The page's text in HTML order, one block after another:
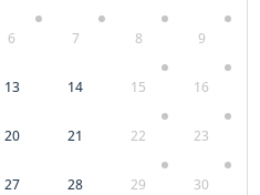
6 7 8 9
13 14 15 16
20 21 22 23
27 28 29 30